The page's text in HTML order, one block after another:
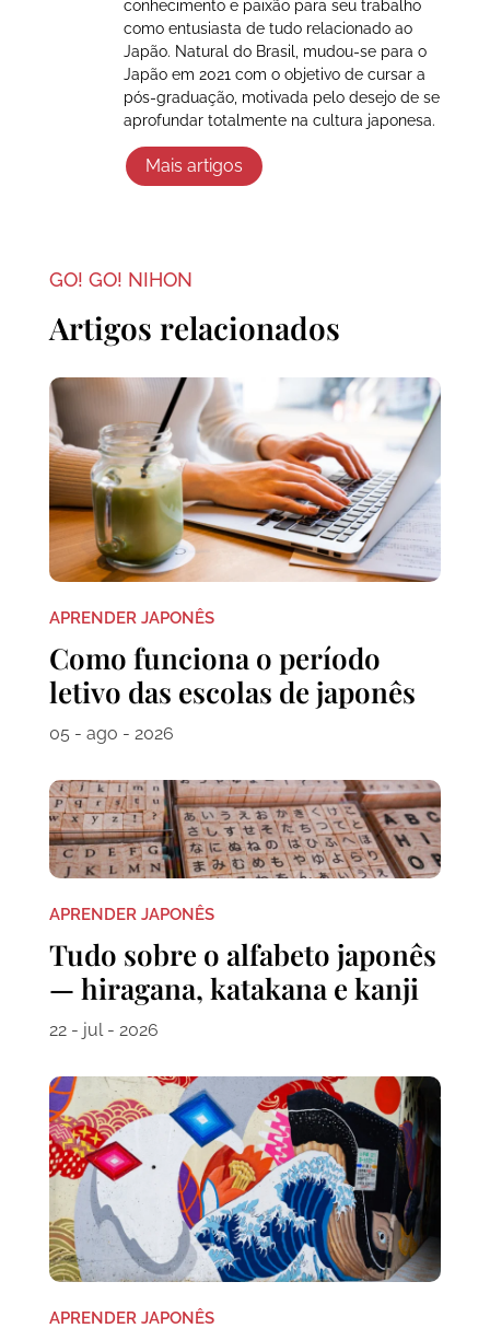
conhecimento e paixão para seu trabalho
como entusiasta de tudo relacionado ao
Japão. Natural do Brasil, mudou-se para o
Japão em 2021 com o objetivo de cursar a
pós-graduação, motivada pelo desejo de se
aprofundar totalmente na cultura japonesa.
Mais artigos
GO! GO! NIHON
Artigos relacionados
APRENDER JAPONÊS
Como funciona o período
letivo das escolas de japonês
05 - ago - 2026
APRENDER JAPONÊS
Tudo sobre o alfabeto japonês
— hiragana, katakana e kanji
22 - jul - 2026
APRENDER JAPONÊS